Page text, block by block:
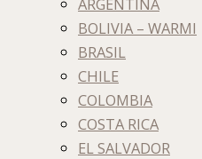
BOLIVIA – WARMI
BRASIL
CHILE
COLOMBIA
COSTA RICA
EL SALVADOR